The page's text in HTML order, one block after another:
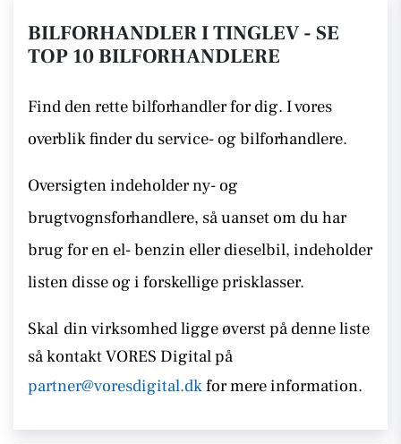
BILFORHANDLER I TINGLEV - SE
TOP 10 BILFORHANDLERE
Find den rette bilforhandler for dig. I vores
overblik finder du service- og bilforhandlere.
Oversigten indeholder ny- og
brugtvognsforhandlere, så uanset om du har
brug for en el- benzin eller dieselbil, indeholder
listen disseog i forskellige prisklasser.
Skal din virksomhed ligge øverst på denne liste
så kontaktVORES Digital på
partner@voresdigital.dkfor mere information.